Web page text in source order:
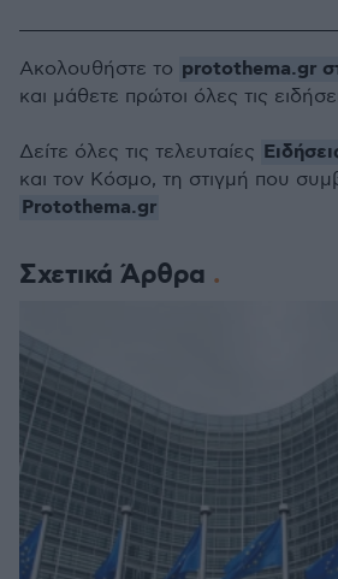
Σχετικά Άρθρα
Ακολουθήστε το protothema.gr
και μάθετε πρώτοι όλες τις
Δείτε όλες τις τελευταίες
και τον Κόσμο, τη στιγμή που
Protothema.gr